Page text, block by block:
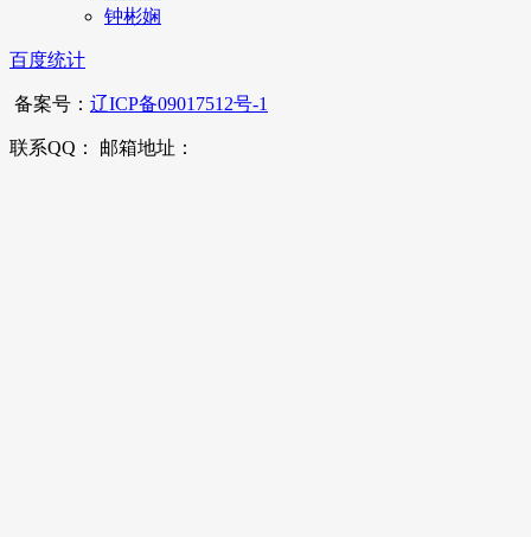
钟彬娴
百度统计
备案号： 辽ICP备09017512号-1
联系QQ： 邮箱地址：